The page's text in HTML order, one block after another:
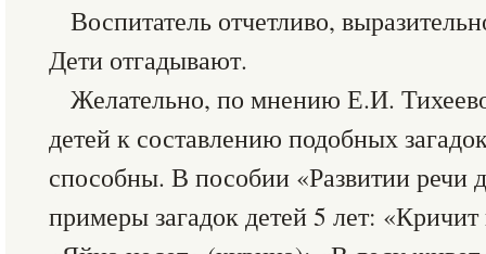
Воспитатель отчетливо,
Дети отгадывают.
Желательно, по мнению Е.И.
детей к составлению подобных
способны. В пособии «Развитии речи
примеры загадок детей 5 лет: